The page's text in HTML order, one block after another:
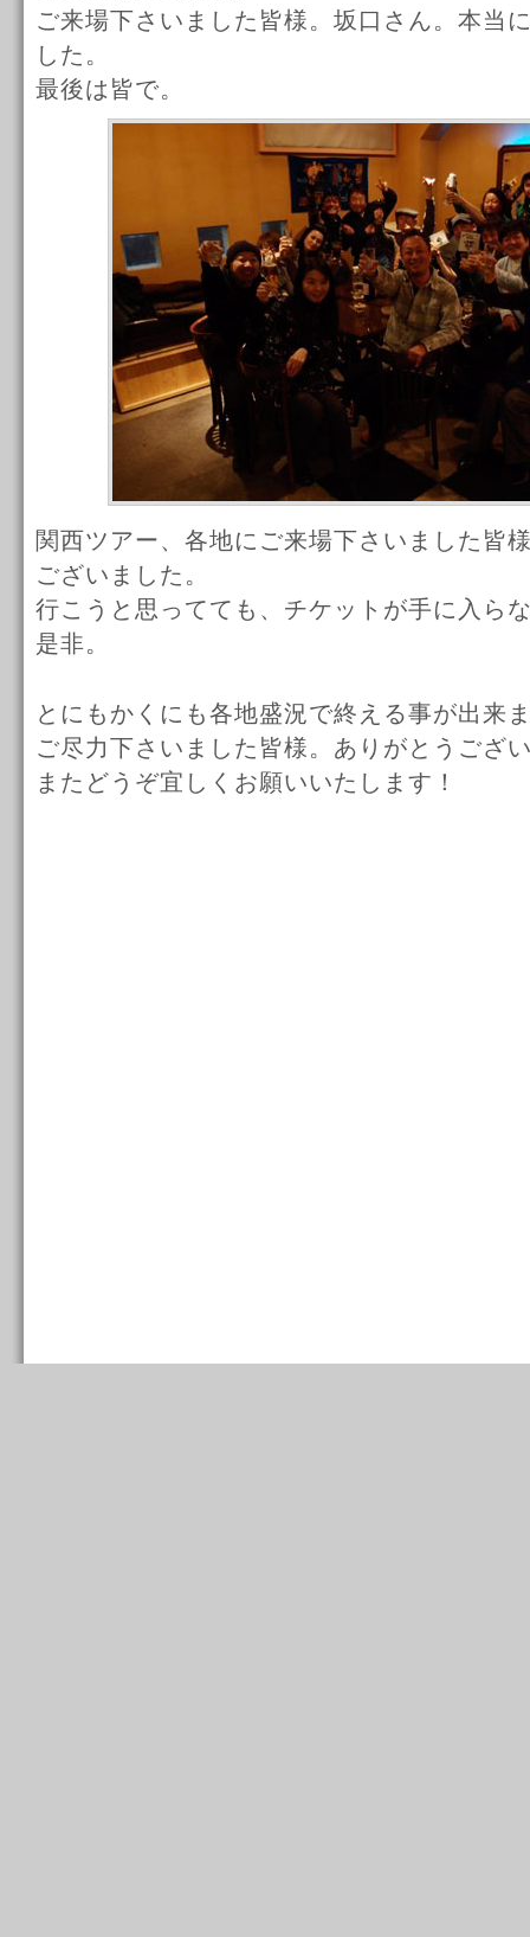
ご来場下さいました皆様。坂口さん。本当
した。
最後は皆で。
関西ツアー、各地にご来場下さいました皆
ございました。
行こうと思ってても、チケットが手に入ら
是非。
とにもかくにも各地盛況で終える事が出来
ご尽力下さいました皆様。ありがとうござ
またどうぞ宜しくお願いいたします！